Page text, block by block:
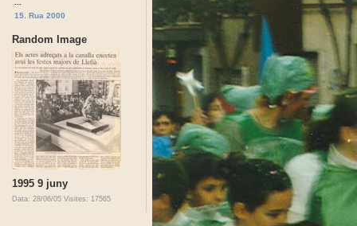
15. Rua 2000
Random Image
1995 9 juny
Data: 28/06/05 Visites: 17565